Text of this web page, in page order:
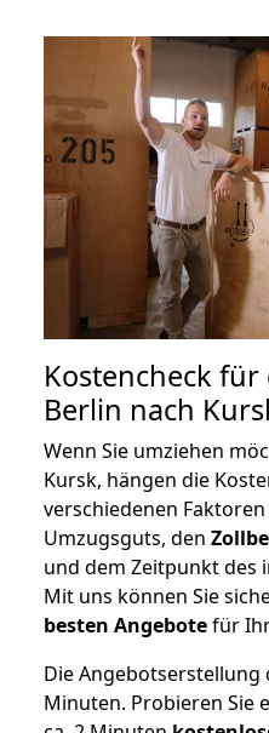
Kostencheck
Berlin nach
Wenn Sie umziehen
Kursk, hängen die
verschiedenen
Umzugsguts, den
und dem Zeitpunkt des
Mit uns können Sie
besten Angebotefür
Die
Minuten. Probieren Sie